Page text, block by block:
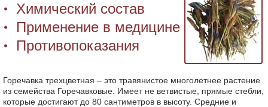
Химический состав
Применение в медицине
Противопоказания
Горечавка трехцветная – это травянистое многолетнее растение
из семейства Горечавковые. Имеет не ветвистые, прямые стебли,
которые достигают до 80 сантиметров в высоту. Средние и